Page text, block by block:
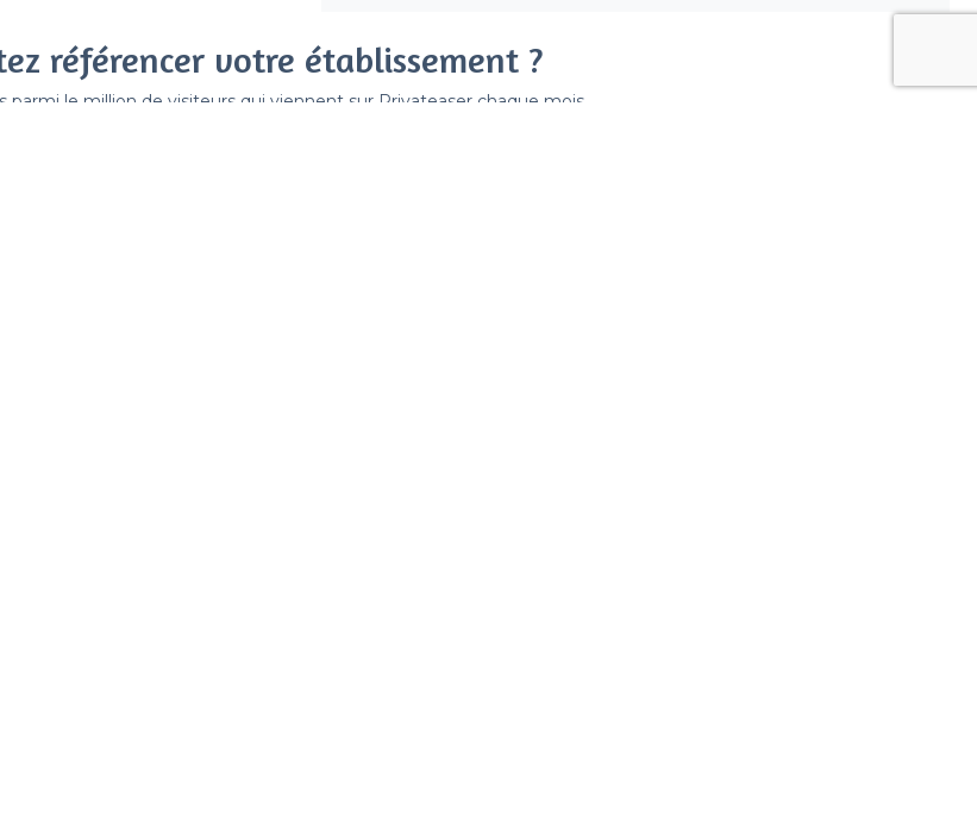
référencer votre établissement ?
parmi le million de visiteurs qui viennent sur Privateaser chaque mois.